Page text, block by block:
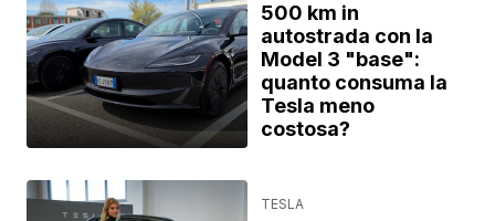
500 km in
autostrada con la
Model 3 "base":
quanto consuma la
Tesla meno
costosa?
TESLA